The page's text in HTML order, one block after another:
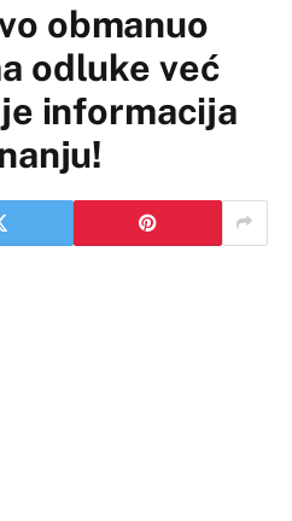
obmanuo
odluke već
informacija